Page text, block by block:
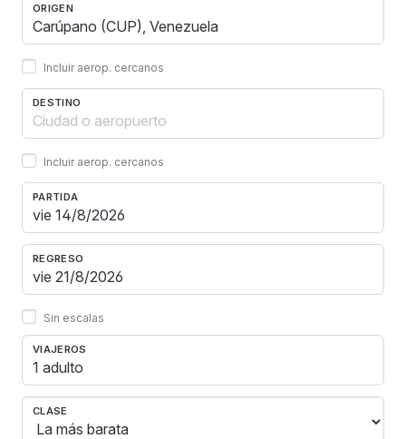
ORIGEN
Incluir aerop. cercanos
DESTINO
Incluir aerop. cercanos
PARTIDA
REGRESO
Sin escalas
VIAJEROS
1 adulto
CLASE